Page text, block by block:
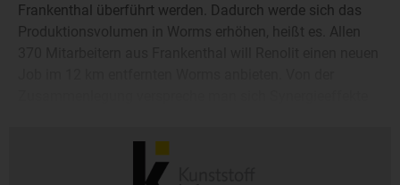
Frankenthal überführt werden. Dadurch werde sich das
Produktionsvolumen in Worms erhöhen, heißt es. Allen
Vorstandsmitglied Sven Behrendt.